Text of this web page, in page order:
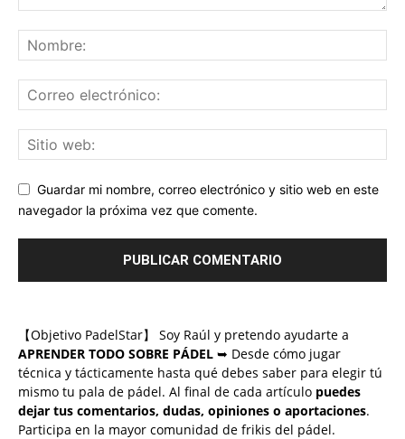
Guardar mi nombre, correo electrónico y sitio web en este
navegador la próxima vez que comente.
【Objetivo PadelStar】 Soy Raúl y pretendo ayudarte a
APRENDER TODO SOBRE PÁDEL ➥ Desde cómo jugar
técnica y tácticamente hasta qué debes saber para elegir tú
mismo tu pala de pádel. Al final de cada artículo puedes
dejar tus comentarios, dudas, opiniones o aportaciones.
Participa en la mayor comunidad de frikis del pádel.